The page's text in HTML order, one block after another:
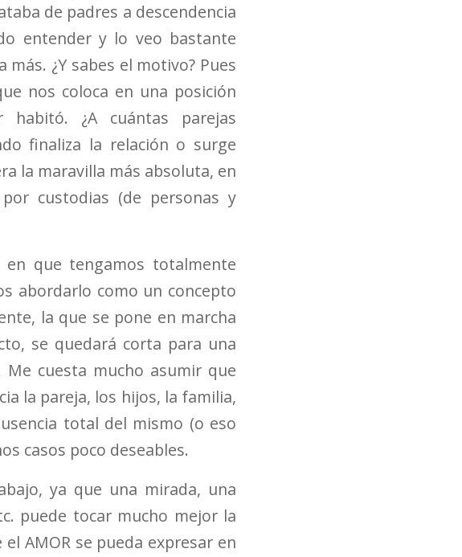
de padres a descendencia
entender y lo veo bastante
¿Y sabes el motivo? Pues
nos coloca en una posición
habitó. ¿A cuántas parejas
finaliza la relación o surge
la maravilla más absoluta, en
custodias (de personas y
que tengamos totalmente
abordarlo como un concepto
la que se pone en marcha
se quedará corta para una
cuesta mucho asumir que
la pareja, los hijos, la familia,
total del mismo (o eso
casos poco deseables.
ya que una mirada, una
puede tocar mucho mejor la
el AMOR se pueda expresar en